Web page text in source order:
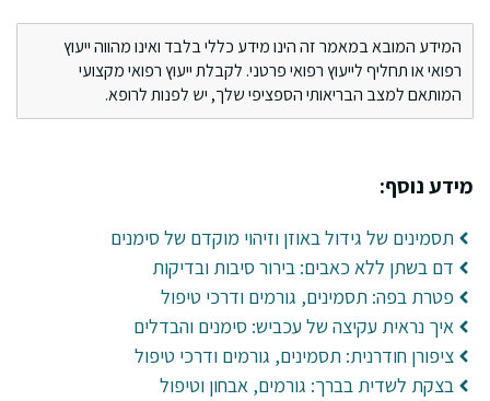
המידע המובא במאמר זה הינו מידע כללי בלבד ואינו מהווה ייעוץ
רפואי או תחליף לייעוץ רפואי פרטני. לקבלת ייעוץ רפואי מקצועי
המותאם למצב הבריאותי הספציפי שלך, יש לפנות לרופא.
מידע נוסף:
תסמינים של גידול באוזן וזיהוי מוקדם של סימנים
דם בשתן ללא כאבים: בירור סיבות ובדיקות
פטרת בפה: תסמינים, גורמים ודרכי טיפול
איך נראית עקיצה של עכביש: סימנים והבדלים
ציפורן חודרנית: תסמינים, גורמים ודרכי טיפול
בצקת לשדית בברך: גורמים, אבחון וטיפול